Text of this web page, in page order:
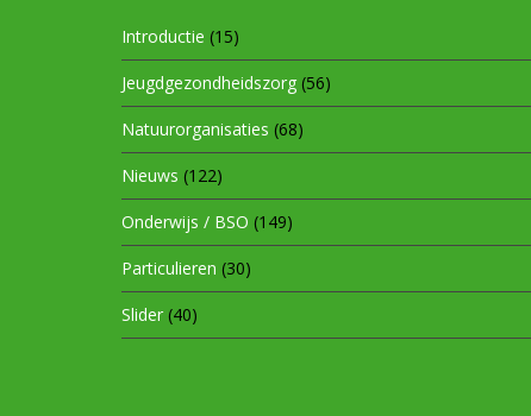
Introductie (15)
Jeugdgezondheidszorg (56)
Natuurorganisaties (68)
Nieuws (122)
Onderwijs / BSO (149)
Particulieren (30)
Slider (40)